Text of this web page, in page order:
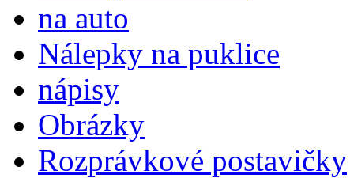
na auto
Nálepky na puklice
nápisy
Obrázky
Rozprávkové postavičky